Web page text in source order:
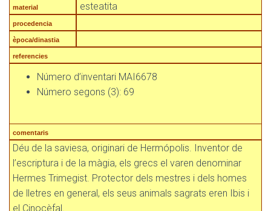
material esteatita
procedencia
època/dinastia
referencies
Número d’inventari MAI6678
Número segons (3): 69
comentaris
Déu de la saviesa, originari de Hermópolis. Inventor de
l’escriptura i de la màgia, els grecs el varen denominar
Hermes Trimegist. Protector dels mestres i dels homes
de lletres en general, els seus animals sagrats eren Ibis i
el Cinocèfal.